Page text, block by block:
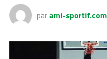
par ami-sportif.com